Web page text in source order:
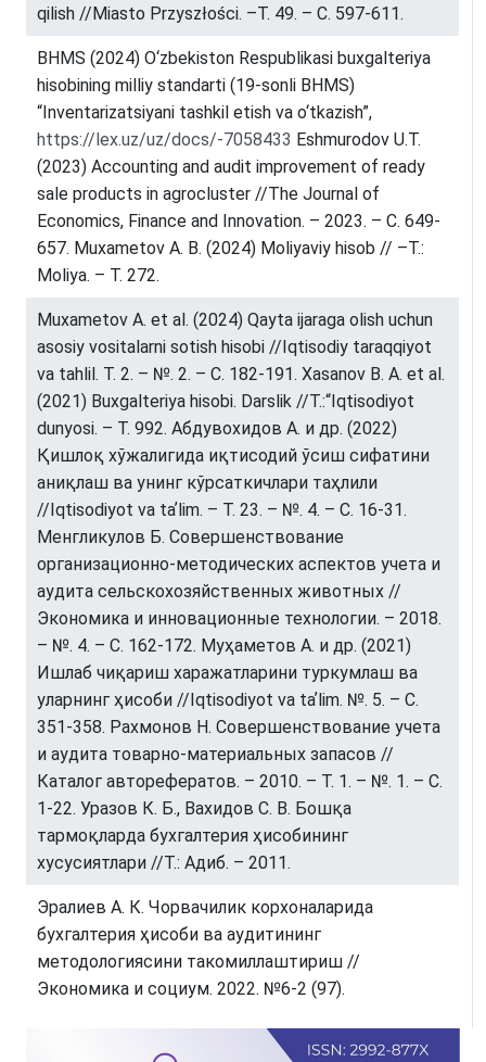
qilish //Miasto Przyszłości. –Т. 49. – С. 597-611.
BHMS (2024) O‘zbekiston Respublikasi buxgalteriya
hisobining milliy standarti (19-sonli BHMS)
“Inventarizatsiyani tashkil etish va o‘tkazish”,
https://lex.uz/uz/docs/-7058433 Eshmurodov U.T.
(2023) Accounting and audit improvement of ready
sale products in agrocluster //The Journal of
Economics, Finance and Innovation. – 2023. – С. 649-
657. Muxametov A. B. (2024) Moliyaviy hisob // –T.:
Moliya. – Т. 272.
Muxametov A. et al. (2024) Qayta ijaraga olish uchun
asosiy vositalarni sotish hisobi //Iqtisodiy taraqqiyot
va tahlil. Т. 2. – №. 2. – С. 182-191. Xasanov B. A. et al.
(2021) Buxgalteriya hisobi. Darslik //T.:“Iqtisodiyot
dunyosi. – Т. 992. Абдувохидов А. и др. (2022)
Қишлоқ хўжалигида иқтисодий ўсиш сифатини
аниқлаш ва унинг кўрсаткичлари таҳлили
//Iqtisodiyot va taʼlim. – Т. 23. – №. 4. – С. 16-31.
Менгликулов Б. Совершенствование
организационно-методических аспектов учета и
аудита сельскохозяйственных животных //
Экономика и инновационные технологии. – 2018.
– №. 4. – С. 162-172. Муҳаметов А. и др. (2021)
Ишлаб чиқариш харажатларини туркумлаш ва
уларнинг ҳисоби //Iqtisodiyot va taʼlim. №. 5. – С.
351-358. Рахмонов Н. Совершенствование учета
и аудита товарно-материальных запасов //
Каталог авторефератов. – 2010. – Т. 1. – №. 1. – С.
1-22. Уразов К. Б., Вахидов С. В. Бошқа
тармоқларда бухгалтерия ҳисобининг
хусусиятлари //Т.: Адиб. – 2011.
Эралиев А. К. Чорвачилик корхоналарида
бухгалтерия ҳисоби ва аудитининг
методологиясини такомиллаштириш //
Экономика и социум. 2022. №6-2 (97).